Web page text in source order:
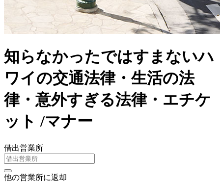
知らなかったではすまないハ
ワイの交通法律・生活の法
律・意外すぎる法律・エチケ
ット /マナー
借出営業所
他の営業所に返却